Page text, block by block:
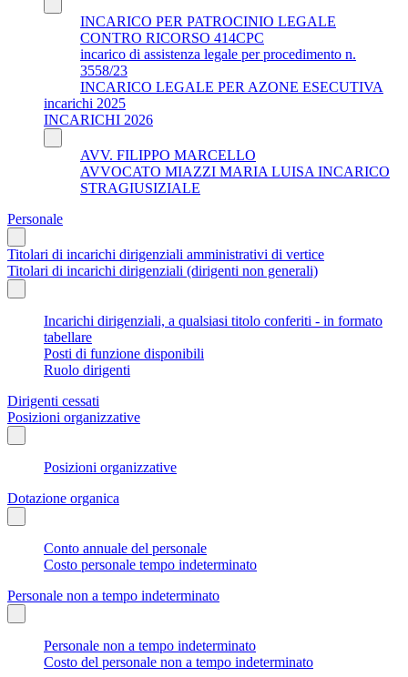
INCARICO PER PATROCINIO LEGALE
CONTRO RICORSO 414CPC
incarico di assistenza legale per procedimento n.
3558/23
INCARICO LEGALE PER AZONE ESECUTIVA
incarichi 2025
INCARICHI 2026
AVV. FILIPPO MARCELLO
AVVOCATO MIAZZI MARIA LUISA INCARICO
STRAGIUSIZIALE
Personale
Titolari di incarichi dirigenziali amministrativi di vertice
Titolari di incarichi dirigenziali (dirigenti non generali)
Incarichi dirigenziali, a qualsiasi titolo conferiti - in formato
tabellare
Posti di funzione disponibili
Ruolo dirigenti
Dirigenti cessati
Posizioni organizzative
Posizioni organizzative
Dotazione organica
Conto annuale del personale
Costo personale tempo indeterminato
Personale non a tempo indeterminato
Personale non a tempo indeterminato
Costo del personale non a tempo indeterminato